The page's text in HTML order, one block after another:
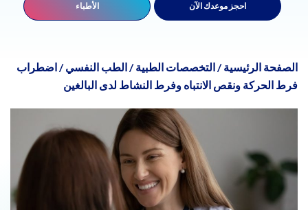
احجز موعدك الآن الأطباء
الصفحة الرئيسية /التخصصات الطبية /الطب النفسي /اضطراب
فرط الحركة ونقص الانتباه وفرط النشاط لدى البالغين